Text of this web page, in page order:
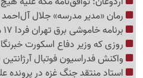
رمان «مدیر مدرسه» جلال
برنامه خاموشی برق تهران فردا 17 مرداد اعلام شد+ جزییات
روزی که وزیر دفاع اسکورت
واکنش فدراسیون فوتبال
استاد منتقد جنگ غزه در پرونده